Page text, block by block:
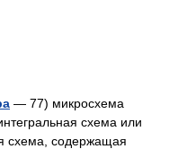
— 77) микросхема
схема или
схема, содержащая